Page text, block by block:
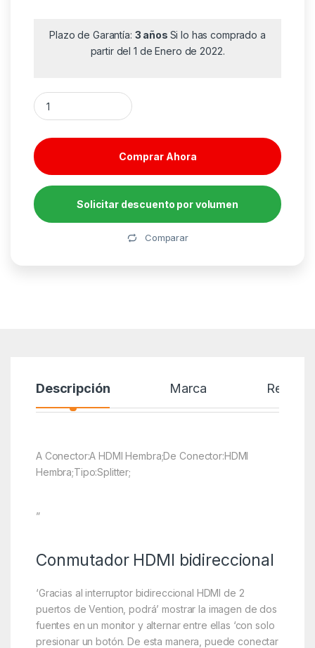
Plazo de Garantía: 3 años Si lo has comprado a
partir del 1 de Enero de 2022.
Switch Conmutador 4K HDMI 2.0 Bidireccional Vention
Comprar Ahora
Solicitar descuento por volumen
Comparar
Descripción Marca Reseñas
A Conector:A HDMI Hembra;De Conector:HDMI
Hembra;Tipo:Splitter;
”
Conmutador HDMI bidireccional
‘Gracias al interruptor bidireccional HDMI de 2
puertos de Vention, podrá’ mostrar la imagen de dos
fuentes en un monitor y alternar entre ellas ‘con solo
presionar un botón. De esta manera, puede conectar